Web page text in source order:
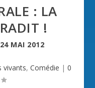
: LA
!
24 MAI 2012
vivants, Comédie | 0